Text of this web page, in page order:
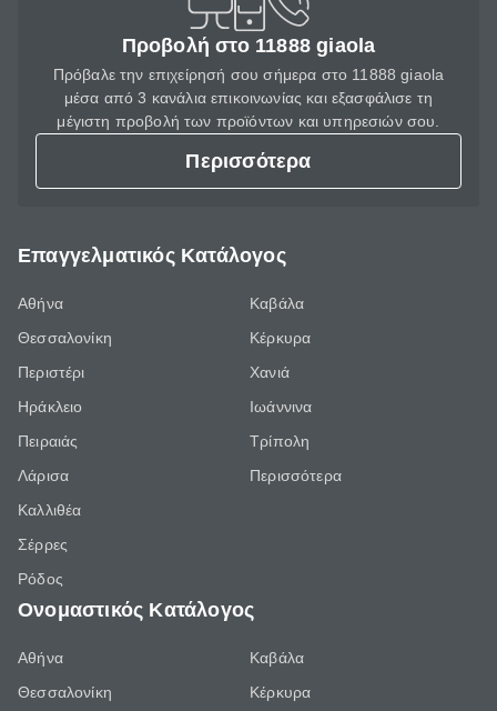
Προβολή στο 11888 giaola
Πρόβαλε την επιχείρησή σου σήμερα στο 11888 giaola
μέσα από 3 κανάλια επικοινωνίας και εξασφάλισε τη
μέγιστη προβολή των προϊόντων και υπηρεσιών σου.
Περισσότερα
Επαγγελματικός Κατάλογος
Αθήνα
Θεσσαλονίκη
Περιστέρι
Ηράκλειο
Πειραιάς
Λάρισα
Καλλιθέα
Σέρρες
Ρόδος
Καβάλα
Κέρκυρα
Χανιά
Ιωάννινα
Τρίπολη
Περισσότερα
Ονομαστικός Κατάλογος
Αθήνα
Θεσσαλονίκη
Καβάλα
Κέρκυρα